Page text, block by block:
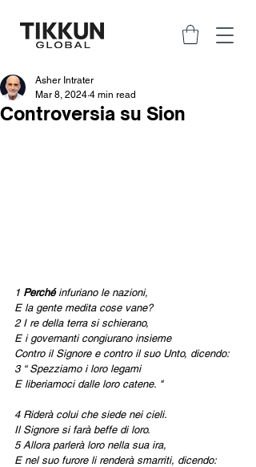
Controversia su Sion
Asher Intrater
Mar 8, 2024 4 min read
1 Perché infuriano le nazioni,
E la gente medita cose vane?
2 I re della terra si schierano,
E i governanti congiurano insieme
Contro il Signore e contro il suo Unto, dicendo:
3 “ Spezziamo i loro legami
E liberiamoci dalle loro catene. "
4 Riderà colui che siede nei cieli.
Il Signore si farà beffe di loro.
5 Allora parlerà loro nella sua ira,
E nel suo furore li renderà smarriti, dicendo: